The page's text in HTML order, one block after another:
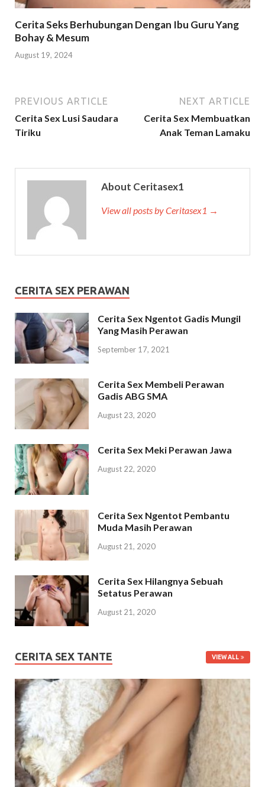
Cerita Seks Berhubungan Dengan Ibu Guru Yang
Bohay & Mesum
August 19, 2024
PREVIOUS ARTICLE
Cerita Sex Lusi Saudara
Tiriku
NEXT ARTICLE
Cerita Sex Membuatkan
Anak Teman Lamaku
About Ceritasex1
View all posts by Ceritasex1 →
CERITA SEX PERAWAN
Cerita Sex Ngentot Gadis Mungil
Yang Masih Perawan
September 17, 2021
Cerita Sex Membeli Perawan
Gadis ABG SMA
August 23, 2020
Cerita Sex Meki Perawan Jawa
August 22, 2020
Cerita Sex Ngentot Pembantu
Muda Masih Perawan
August 21, 2020
Cerita Sex Hilangnya Sebuah
Setatus Perawan
August 21, 2020
CERITA SEX TANTE VIEW ALL